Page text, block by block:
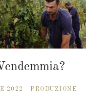
2022 - PRODUZIONE